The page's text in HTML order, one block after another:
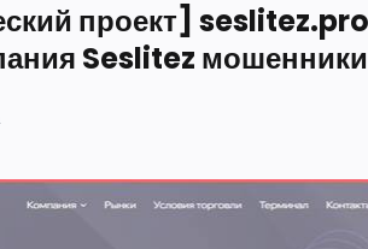
проект]
Seslitez мошенники